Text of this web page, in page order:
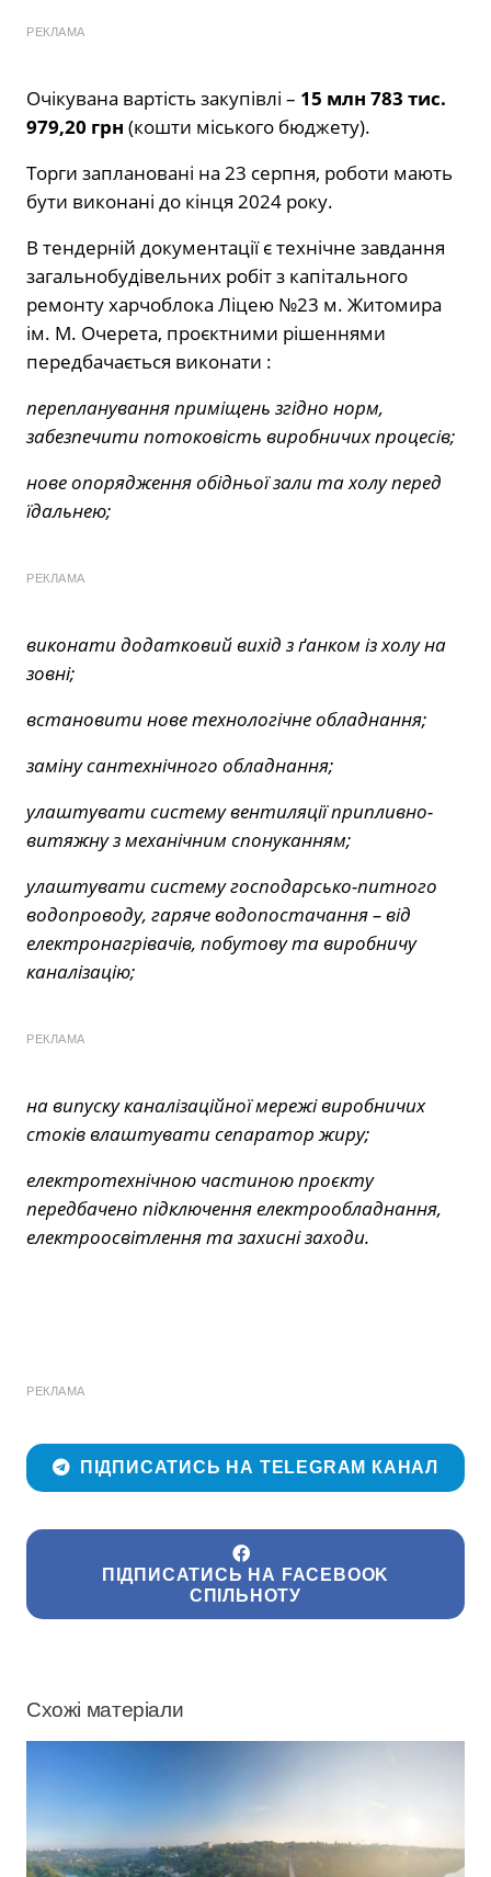
РЕКЛАМА
Очікувана вартість закупівлі – 15 млн 783 тис.
979,20 грн (кошти міського бюджету).
Торги заплановані на 23 серпня, роботи мають
бути виконані до кінця 2024 року.
В тендерній документації є технічне завдання
загальнобудівельних робіт з капітального
ремонту харчоблока Ліцею №23 м. Житомира
ім. М. Очерета, проєктними рішеннями
передбачається виконати :
перепланування приміщень згідно норм,
забезпечити потоковість виробничих процесів;
нове опорядження обідньої зали та холу перед
їдальнею;
РЕКЛАМА
виконати додатковий вихід з ґанком із холу на
зовні;
встановити нове технологічне обладнання;
заміну сантехнічного обладнання;
улаштувати систему вентиляції припливно-
витяжну з механічним спонуканням;
улаштувати систему господарсько-питного
водопроводу, гаряче водопостачання – від
електронагрівачів, побутову та виробничу
каналізацію;
РЕКЛАМА
на випуску каналізаційної мережі виробничих
стоків влаштувати сепаратор жиру;
електротехнічною частиною проєкту
передбачено підключення електрообладнання,
електроосвітлення та захисні заходи.
РЕКЛАМА
ПІДПИСАТИСЬ НА TELEGRAM КАНАЛ
ПІДПИСАТИСЬ НА FACEBOOK
СПІЛЬНОТУ
Схожі матеріали